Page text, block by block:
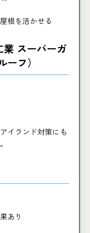
根を活かせる
業 スーパーガ
フ）
イランド対策にも
あり